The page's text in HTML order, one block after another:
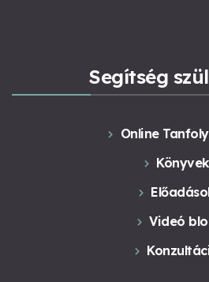
Segítség
Online
Könyvek
Videó